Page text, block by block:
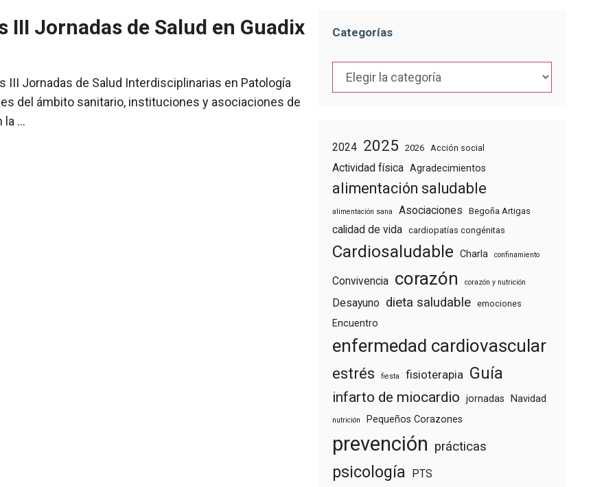
III Jornadas de Salud en Guadix
III Jornadas de Salud Interdisciplinarias en Patología
del ámbito sanitario, instituciones y asociaciones de
la …
Categorías
Categorías
2024 2025 2026 Acción social
Actividad física Agradecimientos
alimentación saludable
alimentación sana Asociaciones Begoña Artigas
calidad de vida cardiopatías congénitas
Cardiosaludable Charla confinamiento
Convivencia corazón corazón y nutrición
Desayuno dieta saludable emociones
Encuentro
enfermedad cardiovascular
estrés fiesta fisioterapia Guía
infarto de miocardio jornadas Navidad
nutrición Pequeños Corazones
prevención prácticas
psicología PTS